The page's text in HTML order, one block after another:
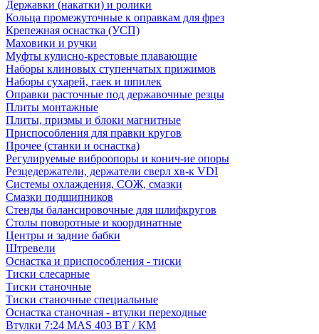
Державки (накатки) и ролики
Кольца промежуточные к оправкам для фрез
Крепежная оснастка (УСП)
Маховики и ручки
Муфты кулисно-крестовые плавающие
Наборы клиновых ступенчатых прижимов
Наборы сухарей, гаек и шпилек
Оправки расточные под державочные резцы
Плиты монтажные
Плиты, призмы и блоки магнитные
Приспособления для правки кругов
Прочее (станки и оснастка)
Регулируемые виброопоры и конич-ие опоры
Резцедержатели, держатели сверл хв-к VDI
Системы охлаждения, СОЖ, смазки
Смазки подшипников
Стенды балансировочные для шлифкругов
Столы поворотные и координатные
Центры и задние бабки
Штревели
Оснастка и приспособления - тиски
Тиски слесарные
Тиски станочные
Тиски станочные специальные
Оснастка станочная - втулки переходные
Втулки 7:24 MAS 403 BT / КМ